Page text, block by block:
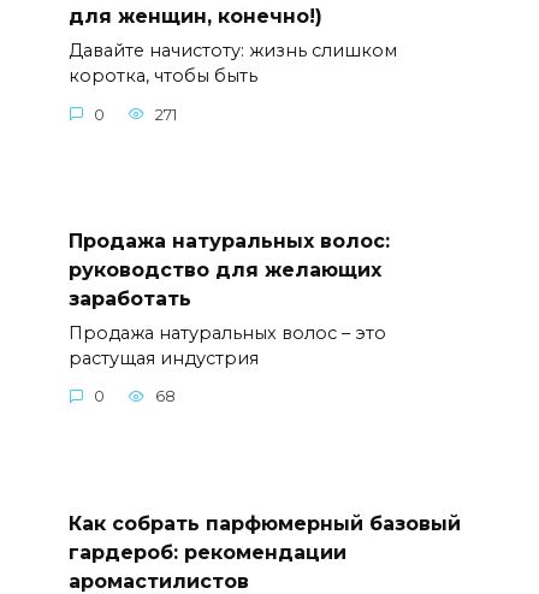
для женщин, конечно!)
Давайте начистоту: жизнь слишком
коротка, чтобы быть
0 271
Продажа натуральных волос:
руководство для желающих
заработать
Продажа натуральных волос – это
растущая индустрия
0 68
Как собрать парфюмерный базовый
гардероб: рекомендации
аромастилистов